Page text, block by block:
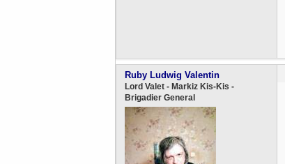
Ruby Ludwig Valentin
Lord Valet - Markiz Kis-Kis -
Brigadier General